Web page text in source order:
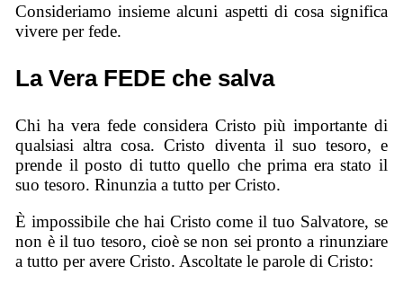
Consideriamo insieme alcuni aspetti di cosa significa
vivere per fede.
La Vera FEDE che salva
Chi ha vera fede considera Cristo più importante di
qualsiasi altra cosa. Cristo diventa il suo tesoro, e
prende il posto di tutto quello che prima era stato il
suo tesoro. Rinunzia a tutto per Cristo.
È impossibile che hai Cristo come il tuo Salvatore, se
non è il tuo tesoro, cioè se non sei pronto a rinunziare
a tutto per avere Cristo. Ascoltate le parole di Cristo: